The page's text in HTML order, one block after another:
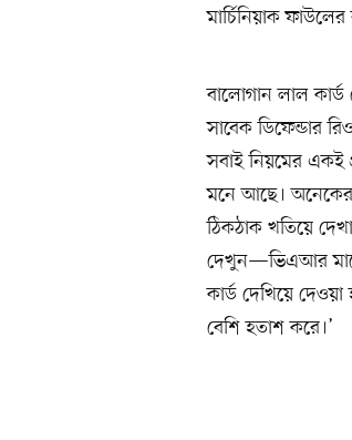
মার্চিনিয়াক
বালোগান লাল
সাবেক ডিফেন্ডার
সবাই নিয়মের একই
মনে আছে।
ঠিকঠাক খতিয়ে
দেখুন—ভিএআর
কার্ড দেখিয়ে
বেশি হতাশ করে।’